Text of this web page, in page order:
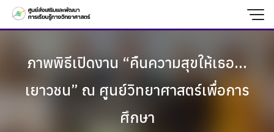
Skip
to
ภาพพิธีเปิดงาน “คืนความสุขให้เธอ…
เยาวชน” ณ ศูนย์วิทยาศาสตร์เพื่อการ
ศึกษา